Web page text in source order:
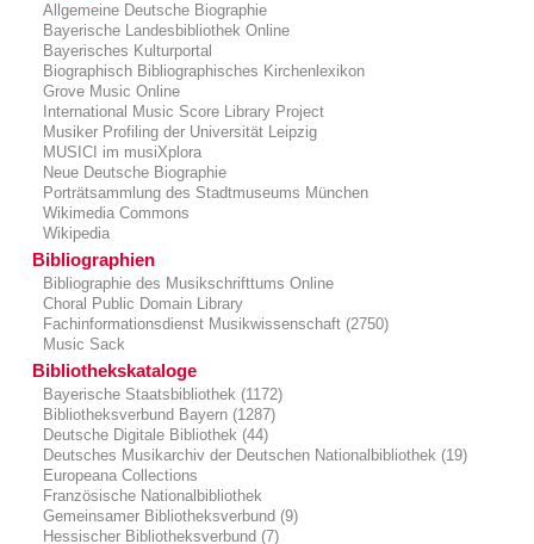
Allgemeine Deutsche Biographie
Bayerische Landesbibliothek Online
Bayerisches Kulturportal
Biographisch Bibliographisches Kirchenlexikon
Grove Music Online
International Music Score Library Project
Musiker Profiling der Universität Leipzig
MUSICI im musiXplora
Neue Deutsche Biographie
Porträtsammlung des Stadtmuseums München
Wikimedia Commons
Wikipedia
Bibliographien
Bibliographie des Musikschrifttums Online
Choral Public Domain Library
Fachinformationsdienst Musikwissenschaft (2750)
Music Sack
Bibliothekskataloge
Bayerische Staatsbibliothek (1172)
Bibliotheksverbund Bayern (1287)
Deutsche Digitale Bibliothek (44)
Deutsches Musikarchiv der Deutschen Nationalbibliothek (19)
Europeana Collections
Französische Nationalbibliothek
Gemeinsamer Bibliotheksverbund (9)
Hessischer Bibliotheksverbund (7)